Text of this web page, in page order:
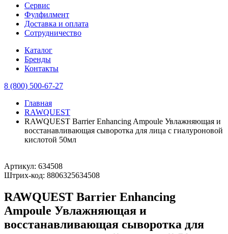
Сервис
Фулфилмент
Доставка и оплата
Сотрудничество
Каталог
Бренды
Контакты
8 (800) 500-67-27
Главная
RAWQUEST
RAWQUEST Barrier Enhancing Ampoule Увлажняющая и
восстанавливающая сыворотка для лица с гиалуроновой
кислотой 50мл
Артикул: 634508
Штрих-код: 8806325634508
RAWQUEST Barrier Enhancing
Ampoule Увлажняющая и
восстанавливающая сыворотка для